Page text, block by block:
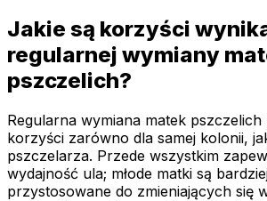
Jakie są korzyści
regularnej wymiany
pszczelich?
Regularna wymiana matek
korzyści zarówno dla samej kolonii,
pszczelarza. Przede wszystkim
wydajność ula; młode matki są
przystosowane do zmieniających się